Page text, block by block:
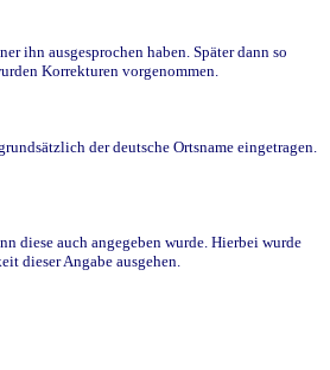
ihn ausgesprochen haben. Später dann so
Korrekturen vorgenommen.
der deutsche Ortsname eingetragen.
diese auch angegeben wurde. Hierbei wurde
dieser Angabe ausgehen.